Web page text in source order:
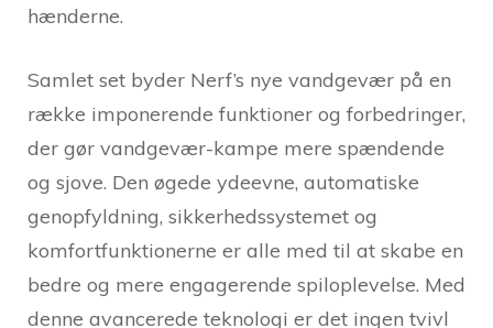
hænderne.
Samlet set byder Nerf’s nye vandgevær på en
række imponerende funktioner og forbedringer,
der gør vandgevær-kampe mere spændende
og sjove. Den øgede ydeevne, automatiske
genopfyldning, sikkerhedssystemet og
komfortfunktionerne er alle med til at skabe en
bedre og mere engagerende spiloplevelse. Med
denne avancerede teknologi er det ingen tvivl